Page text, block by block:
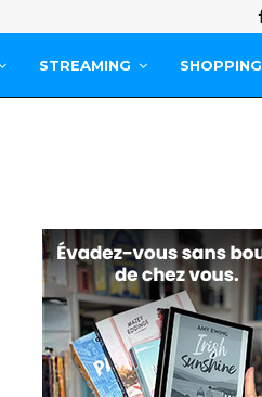
STREAMING SHOPPING